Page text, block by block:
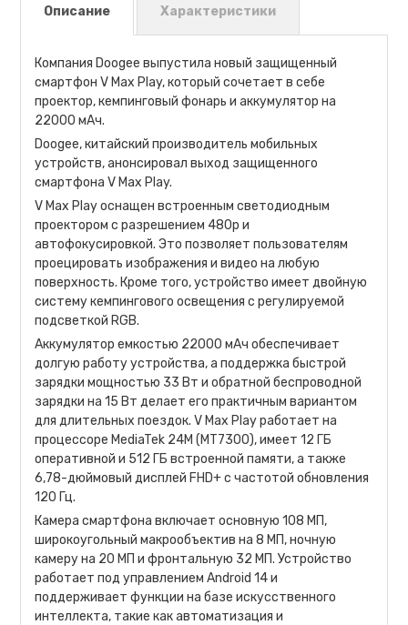
Описание Характеристики
Компания Doogee выпустила новый защищенный
смартфон V Max Play, который сочетает в себе
проектор, кемпинговый фонарь и аккумулятор на
22000 мАч.
Doogee, китайский производитель мобильных
устройств, анонсировал выход защищенного
смартфона V Max Play.
V Max Play оснащен встроенным светодиодным
проектором с разрешением 480p и
автофокусировкой. Это позволяет пользователям
проецировать изображения и видео на любую
поверхность. Кроме того, устройство имеет двойную
систему кемпингового освещения с регулируемой
подсветкой RGB.
Аккумулятор емкостью 22000 мАч обеспечивает
долгую работу устройства, а поддержка быстрой
зарядки мощностью 33 Вт и обратной беспроводной
зарядки на 15 Вт делает его практичным вариантом
для длительных поездок. V Max Play работает на
процессоре MediaTek 24M (MT7300), имеет 12 ГБ
оперативной и 512 ГБ встроенной памяти, а также
6,78-дюймовый дисплей FHD+ с частотой обновления
120 Гц.
Камера смартфона включает основную 108 МП,
широкоугольный макрообъектив на 8 МП, ночную
камеру на 20 МП и фронтальную 32 МП. Устройство
работает под управлением Android 14 и
поддерживает функции на базе искусственного
интеллекта, такие как автоматизация и